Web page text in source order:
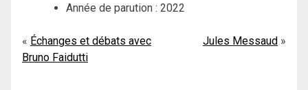
Année de parution : 2022
Navigation
de
Échanges et débats avec
Bruno Faidutti
Jules Messaud